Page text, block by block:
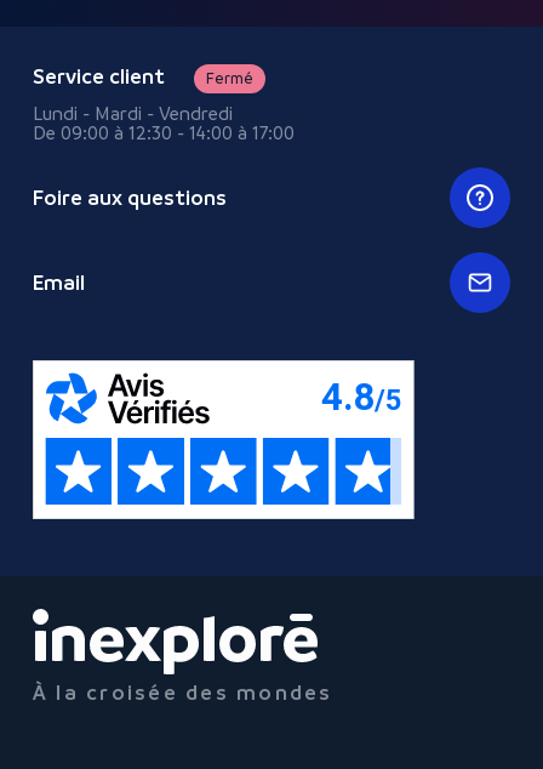
À la croisée des mondes
Service client Fermé
Lundi - Mardi - Vendredi
De 09:00 à 12:30 - 14:00 à 17:00
Foire aux questions
Email